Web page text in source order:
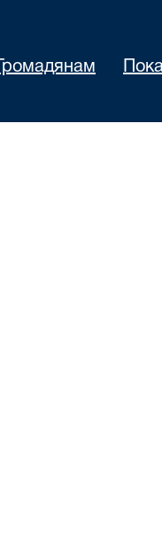
Громадянам